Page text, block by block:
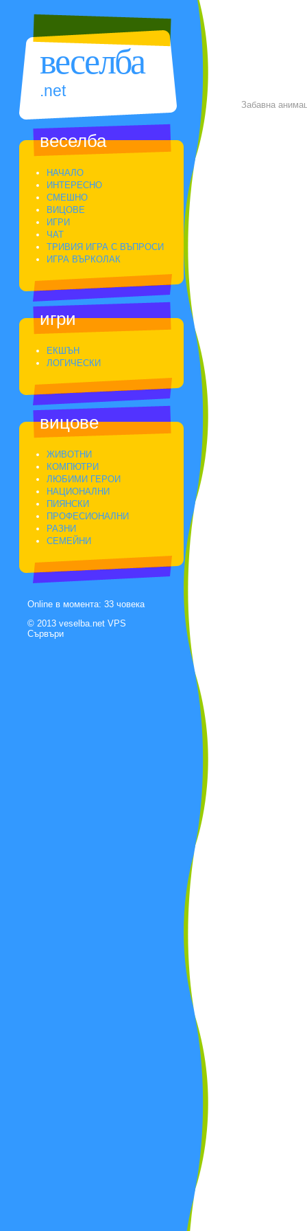
веселба
.net
Забавна
веселба
НАЧАЛО
ИНТЕРЕСНО
СМЕШНО
ВИЦОВЕ
ИГРИ
ЧАТ
ТРИВИЯ ИГРА С ВЪПРОСИ
ИГРА ВЪРКОЛАК
игри
ЕКШЪН
ЛОГИЧЕСКИ
вицове
ЖИВОТНИ
КОМПЮТРИ
ЛЮБИМИ ГЕРОИ
НАЦИОНАЛНИ
ПИЯНСКИ
ПРОФЕСИОНАЛНИ
РАЗНИ
СЕМЕЙНИ
Online в момента: 33 човека
© 2013 veselba.net VPS
Сървъри